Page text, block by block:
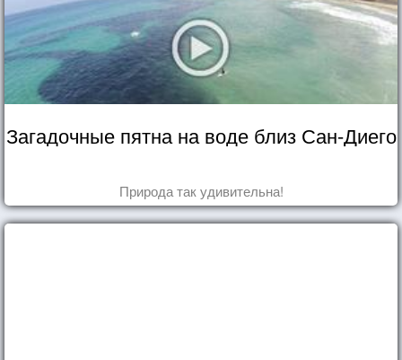
Загадочные пятна на воде близ Сан-Диего
Природа так удивительна!